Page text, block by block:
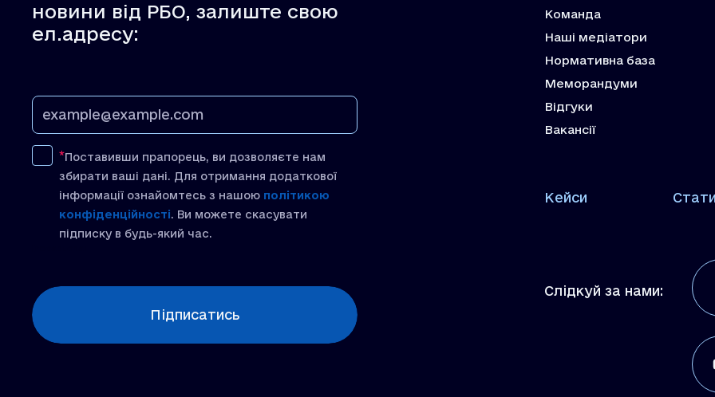
новини від РБО, залиште свою
ел.адресу:
Поставивши прапорець, ви дозволяєте нам
збирати ваші дані. Для отримання додаткової
інформації ознайомтесь з нашою політикою
конфіденційності. Ви можете скасувати
підписку в будь-який час.
Підписатись
Команда
Наші медіатори
Нормативна база
Меморандуми
Відгуки
Вакансії
Кейси
Слідкуй за нами: